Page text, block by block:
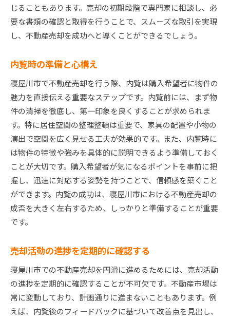
じることもあります。売却の初期段階で専門家に相談し、必
要な書類の確認と取得を行うことで、スムーズな取引を実現
し、不動産売却を成功へと導くことができるでしょう。
内覧時の準備と心構え
寝屋川市で不動産売却を行う際、内覧は購入希望者に物件の
魅力を直接伝える重要なステップです。内覧前には、まず物
件の清掃を徹底し、第一印象を良くすることが求められま
す。特に居住空間の整理整頓は重要で、家具の配置や小物の
演出で空間を広く見せる工夫が効果的です。また、内覧時に
は物件の特徴や強みを具体的に説明できるよう準備しておく
ことが大切です。購入希望者が気になるポイントを事前に把
握し、迅速に対応する姿勢を持つことで、信頼感を築くこと
ができます。内覧の成功は、寝屋川市における不動産売却の
成否を大きく左右するため、しっかりと準備することが重要
です。
売却活動の進捗を定期的に確認する
寝屋川市での不動産売却を円滑に進めるためには、売却活動
の進捗を定期的に確認することが不可欠です。不動産市場は
常に変動しており、計画通りに進まないこともあります。例
えば、内覧後のフィードバックに基づいて改善点を見出し、